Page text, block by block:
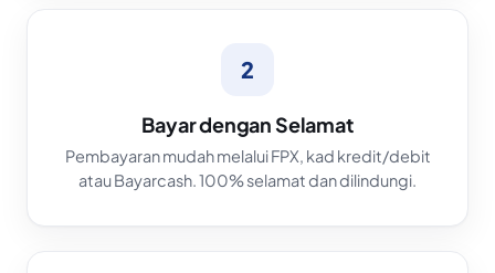
2
Bayar dengan Selamat
Pembayaran mudah melalui FPX, kad kredit/debit
atau Bayarcash. 100% selamat dan dilindungi.